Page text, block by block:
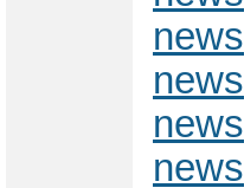
news
news
news
news